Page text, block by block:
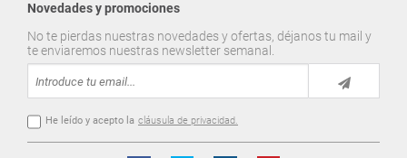
Novedades y promociones
No te pierdas nuestras novedades y ofertas, déjanos tu mail y
te enviaremos nuestras newsletter semanal.
He leído y acepto la cláusula de privacidad.